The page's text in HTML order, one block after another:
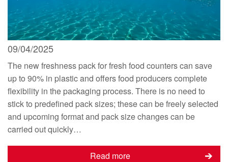
09/04/2025
The new freshness pack for fresh food counters can save
up to 90% in plastic and offers food producers complete
flexibility in the packaging process. There is no need to
stick to predefined pack sizes; these can be freely selected
and upcoming format and pack size changes can be
carried out quickly…
Read more